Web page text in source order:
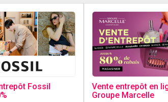
Fossil
Vente entrepôt en
Groupe Marcelle